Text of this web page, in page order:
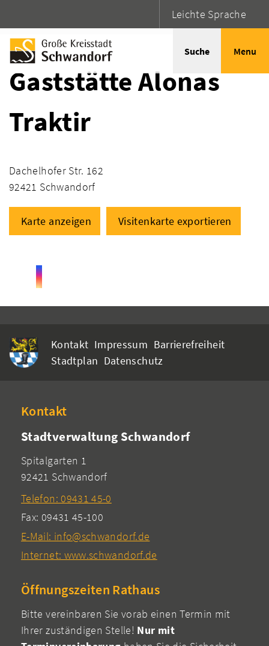
Leichte Sprache
Suche Menu
Gaststätte Alonas
Traktir
Dachelhofer Str. 162
92421 Schwandorf
Karte anzeigen Visitenkarte exportieren
Kontakt Impressum Barrierefreiheit
Stadtplan Datenschutz
Kontakt
Stadtverwaltung Schwandorf
Spitalgarten 1
92421 Schwandorf
Telefon: 09431 45-0
Fax: 09431 45-100
E-Mail: info@schwandorf.de
Internet: www.schwandorf.de
Öffnungszeiten Rathaus
Bitte vereinbaren Sie vorab einen Termin mit
Ihrer zuständigen Stelle! Nur mit